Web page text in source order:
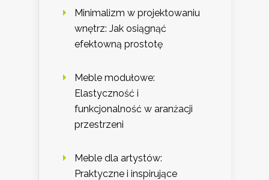
Minimalizm w projektowaniu
wnętrz: Jak osiągnąć
efektowną prostotę
Meble modułowe:
Elastyczność i
funkcjonalność w aranżacji
przestrzeni
Meble dla artystów:
Praktyczne i inspirujące